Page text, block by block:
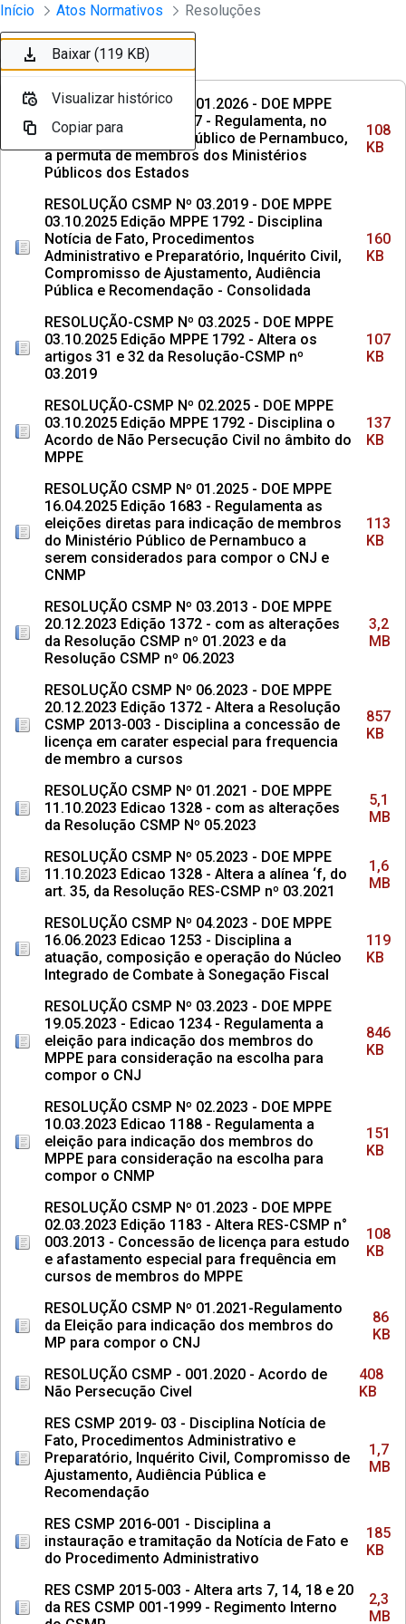
Pular para o Conteúdo principal
Instrumento jurídico - Documentos
Início Atos Normativos Resoluções
Ordenar Filtro
RESOLUÇÃO CSMP Nº 01.2026 - DOE MPPE
29.04.2026 Edicao 1917 - Regulamenta, no
âmbito do Ministério Público de Pernambuco,
a permuta de membros dos Ministérios
Públicos dos Estados
108
KB
RESOLUÇÃO CSMP Nº 03.2019 - DOE MPPE
03.10.2025 Edição MPPE 1792 - Disciplina
Notícia de Fato, Procedimentos
Administrativo e Preparatório, Inquérito Civil,
Compromisso de Ajustamento, Audiência
Pública e Recomendação - Consolidada
160
KB
RESOLUÇÃO-CSMP Nº 03.2025 - DOE MPPE
03.10.2025 Edição MPPE 1792 - Altera os
artigos 31 e 32 da Resolução-CSMP nº
03.2019
107
KB
RESOLUÇÃO-CSMP Nº 02.2025 - DOE MPPE
03.10.2025 Edição MPPE 1792 - Disciplina o
Acordo de Não Persecução Civil no âmbito do
MPPE
137
KB
RESOLUÇÃO CSMP Nº 01.2025 - DOE MPPE
16.04.2025 Edição 1683 - Regulamenta as
eleições diretas para indicação de membros
do Ministério Público de Pernambuco a
serem considerados para compor o CNJ e
CNMP
113
KB
RESOLUÇÃO CSMP Nº 03.2013 - DOE MPPE
20.12.2023 Edição 1372 - com as alterações
da Resolução CSMP nº 01.2023 e da
Resolução CSMP nº 06.2023
3,2
MB
RESOLUÇÃO CSMP Nº 06.2023 - DOE MPPE
20.12.2023 Edição 1372 - Altera a Resolução
CSMP 2013-003 - Disciplina a concessão de
licença em carater especial para frequencia
de membro a cursos
857
KB
RESOLUÇÃO CSMP Nº 01.2021 - DOE MPPE
11.10.2023 Edicao 1328 - com as alterações
da Resolução CSMP Nº 05.2023
5,1
MB
RESOLUÇÃO CSMP Nº 05.2023 - DOE MPPE
11.10.2023 Edicao 1328 - Altera a alínea ‘f, do
art. 35, da Resolução RES-CSMP nº 03.2021
1,6
MB
RESOLUÇÃO CSMP Nº 04.2023 - DOE MPPE
16.06.2023 Edicao 1253 - Disciplina a
atuação, composição e operação do Núcleo
Integrado de Combate à Sonegação Fiscal
119
KB
RESOLUÇÃO CSMP Nº 03.2023 - DOE MPPE
19.05.2023 - Edicao 1234 - Regulamenta a
eleição para indicação dos membros do
MPPE para consideração na escolha para
compor o CNJ
846
KB
RESOLUÇÃO CSMP Nº 02.2023 - DOE MPPE
10.03.2023 Edicao 1188 - Regulamenta a
eleição para indicação dos membros do
MPPE para consideração na escolha para
compor o CNMP
151
KB
RESOLUÇÃO CSMP Nº 01.2023 - DOE MPPE
02.03.2023 Edição 1183 - Altera RES-CSMP n°
003.2013 - Concessão de licença para estudo
e afastamento especial para frequência em
cursos de membros do MPPE
108
KB
RESOLUÇÃO CSMP Nº 01.2021-Regulamento
da Eleição para indicação dos membros do
MP para compor o CNJ
86
KB
RESOLUÇÃO CSMP - 001.2020 - Acordo de
Não Persecução Civel
408
KB
RES CSMP 2019- 03 - Disciplina Notícia de
Fato, Procedimentos Administrativo e
Preparatório, Inquérito Civil, Compromisso de
Ajustamento, Audiência Pública e
Recomendação
1,7
MB
RES CSMP 2016-001 - Disciplina a
instauração e tramitação da Notícia de Fato e
do Procedimento Administrativo
185
KB
RES CSMP 2015-003 - Altera arts 7, 14, 18 e 20
da RES CSMP 001-1999 - Regimento Interno
2,3
MB
Baixar (108 KB)
Visualizar histórico
Copiar para
Baixar (160 KB)
Visualizar histórico
Copiar para
Baixar (107 KB)
Visualizar histórico
Copiar para
Baixar (137 KB)
Visualizar histórico
Copiar para
Baixar (113 KB)
Visualizar histórico
Copiar para
Baixar (3,2 MB)
Visualizar histórico
Copiar para
Baixar (857 KB)
Visualizar histórico
Copiar para
Baixar (5,1 MB)
Visualizar histórico
Copiar para
Baixar (1,6 MB)
Visualizar histórico
Copiar para
Baixar (119 KB)
Visualizar histórico
Copiar para